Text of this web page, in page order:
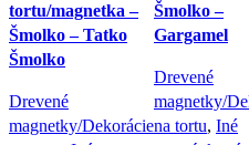
tortu/magnetka –
Šmolko – Tatko
Šmolko
Drevené
magnetky/Dekorácie
Šmolko –
Gargamel
Drevené
magnetky/
na tortu, Iné